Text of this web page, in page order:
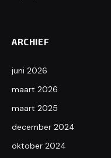
ARCHIEF
juni 2026
maart 2026
maart 2025
december 2024
oktober 2024